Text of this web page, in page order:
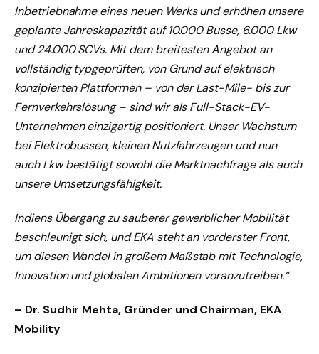
Inbetriebnahme eines neuen Werks und erhöhen unsere
geplante Jahreskapazität auf 10.000 Busse, 6.000 Lkw
und 24.000 SCVs. Mit dem breitesten Angebot an
vollständig typgeprüften, von Grund auf elektrisch
konzipierten Plattformen – von der Last-Mile- bis zur
Fernverkehrslösung – sind wir als Full-Stack-EV-
Unternehmen einzigartig positioniert. Unser Wachstum
bei Elektrobussen, kleinen Nutzfahrzeugen und nun
auch Lkw bestätigt sowohl die Marktnachfrage als auch
unsere Umsetzungsfähigkeit.
Indiens Übergang zu sauberer gewerblicher Mobilität
beschleunigt sich, und EKA steht an vorderster Front,
um diesen Wandel in großem Maßstab mit Technologie,
Innovation und globalen Ambitionen voranzutreiben.“
– Dr. Sudhir Mehta, Gründer und Chairman, EKA
Mobility